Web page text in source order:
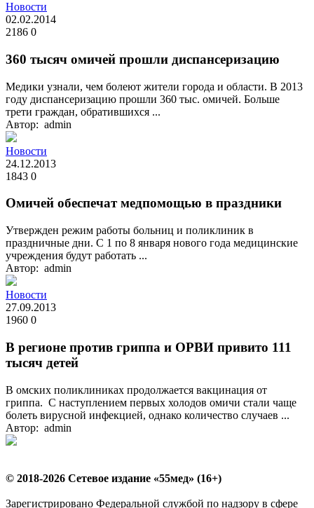
Новости
02.02.2014
2186 0
360 тысяч омичей прошли диспансеризацию
Медики узнали, чем болеют жители города и области. В 2013
году диспансеризацию прошли 360 тыс. омичей. Больше
трети граждан, обратившихся ...
Автор: admin
Новости
24.12.2013
1843 0
Омичей обеспечат медпомощью в праздники
Утвержден режим работы больниц и поликлиник в
праздничные дни. С 1 по 8 января нового года медицинские
учреждения будут работать ...
Автор: admin
Новости
27.09.2013
1960 0
В регионе против гриппа и ОРВИ привито 111
тысяч детей
В омских поликлиниках продолжается вакцинация от
гриппа. С наступлением первых холодов омичи стали чаще
болеть вирусной инфекцией, однако количество случаев ...
Автор: admin
© 2018-2026 Сетевое издание «55мед» (16+)
Зарегистрировано Федеральной службой по надзору в сфере